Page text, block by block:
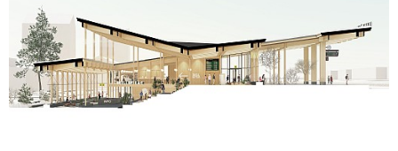
Langlebigkeit ausgelegt ist.